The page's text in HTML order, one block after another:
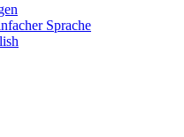
Sprache